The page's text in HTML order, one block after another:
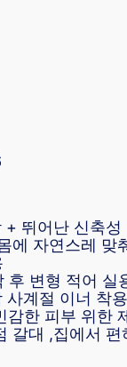
뛰어난 신축성
에 자연스레 맞
후 변형 적어 실
계절 이너 착
한 피부 위한
갈대 ,집에서